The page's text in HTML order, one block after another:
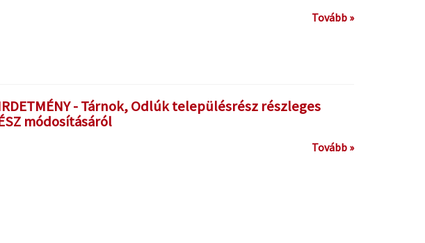
Tovább »
- Tárnok, Odlúk településrész részleges
módosításáról
Tovább »